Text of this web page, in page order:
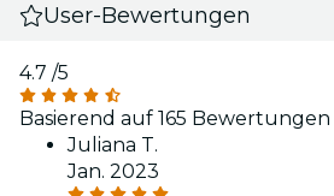
User-Bewertungen
4.7 /5
Basierend auf 165 Bewertungen
Juliana T.
Jan. 2023